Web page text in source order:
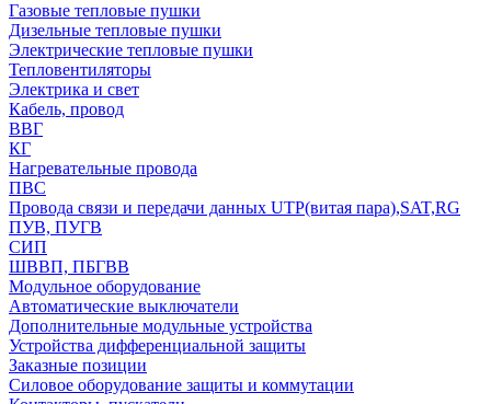
Газовые тепловые пушки
Дизельные тепловые пушки
Электрические тепловые пушки
Тепловентиляторы
Электрика и свет
Кабель, провод
ВВГ
КГ
Нагревательные провода
ПВС
Провода связи и передачи данных UTP(витая пара),SAT,RG
ПУВ, ПУГВ
СИП
ШВВП, ПБГВВ
Модульное оборудование
Автоматические выключатели
Дополнительные модульные устройства
Устройства дифференциальной защиты
Заказные позиции
Силовое оборудование защиты и коммутации